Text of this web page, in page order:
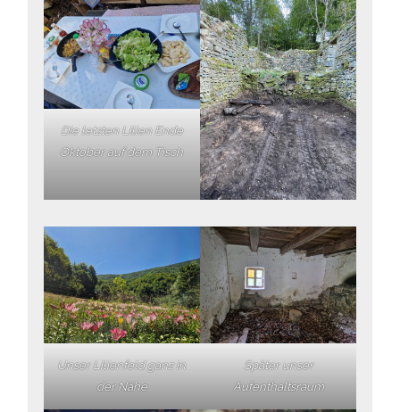
Die letzten Lilien Ende
Oktober auf dem Tisch
Unser Lilienfeld ganz in
der Nähe
Später unser
Aufenthaltsraum